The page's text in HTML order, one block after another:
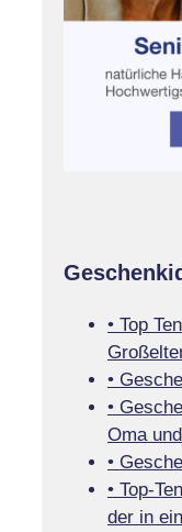
• Top
•
•
Oma
•
• Top-
der in